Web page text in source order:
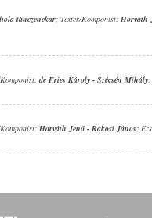
tánczenekar; Texter/Komponist: Horváth
de Fries Károly - Szécsén Mihály;
Horváth Jenő- Rákosi János;